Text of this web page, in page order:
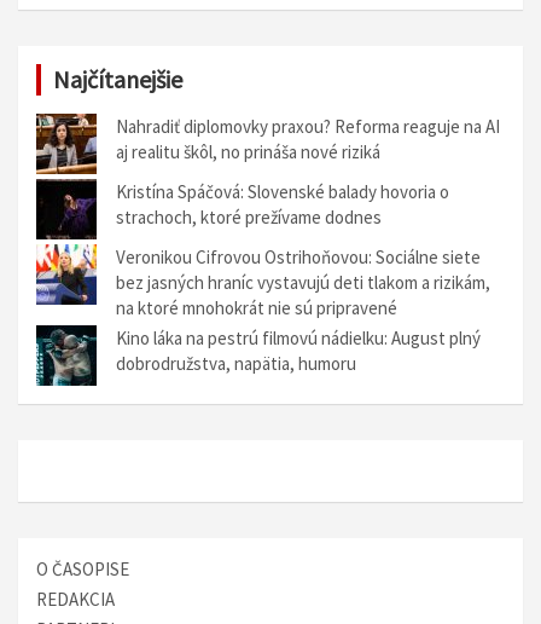
Najčítanejšie
Nahradiť diplomovky praxou? Reforma reaguje na AI
aj realitu škôl, no prináša nové riziká
Kristína Spáčová: Slovenské balady hovoria o
strachoch, ktoré prežívame dodnes
Veronikou Cifrovou Ostrihoňovou: Sociálne siete
bez jasných hraníc vystavujú deti tlakom a rizikám,
na ktoré mnohokrát nie sú pripravené
Kino láka na pestrú filmovú nádielku: August plný
dobrodružstva, napätia, humoru
O ČASOPISE
REDAKCIA